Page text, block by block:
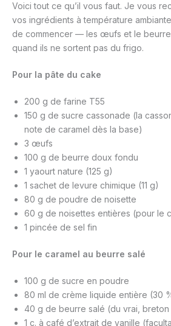
Voici tout ce qu’il vous faut. Je vous
vos ingrédients à température ambiante
de commencer — les œufs et le beurre
quand ils ne sortent pas du frigo.
Pour la pâte du cake
200 g de farine T55
150 g de sucre cassonade (la
note de caramel dès la base)
3 œufs
100 g de beurre doux fondu
1 yaourt nature (125 g)
1 sachet de levure chimique (11 g)
80 g de poudre de noisette
60 g de noisettes entières (pour le
1 pincée de sel fin
Pour le caramel au beurre salé
100 g de sucre en poudre
80 ml de crème liquide entière (30
40 g de beurre salé (du vrai, breton
1 c. à café d’extrait de vanille